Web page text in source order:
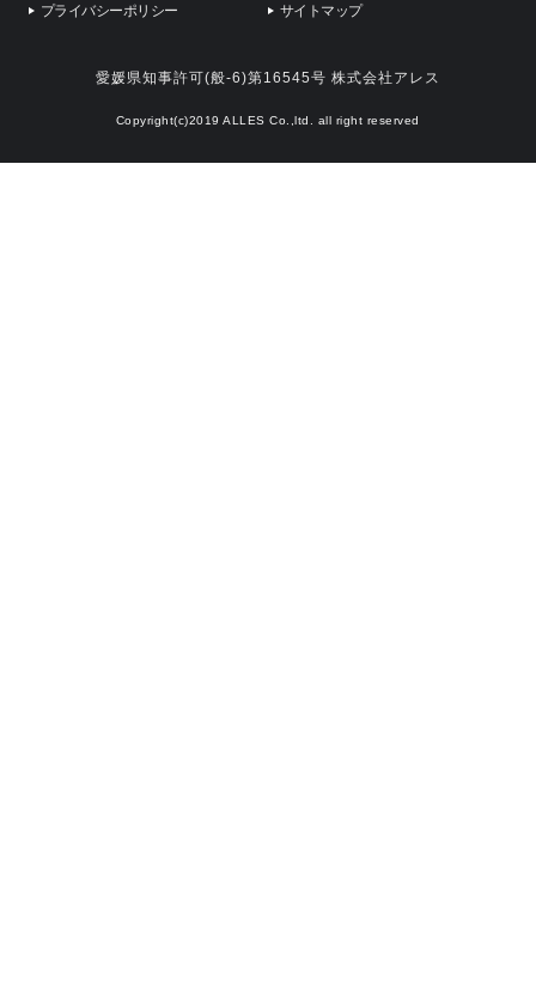
プライバシーポリシー サイトマップ
愛媛県知事許可(般-6)第16545号 株式会社アレス
Copyright(c)2019 ALLES Co.,ltd. all right reserved